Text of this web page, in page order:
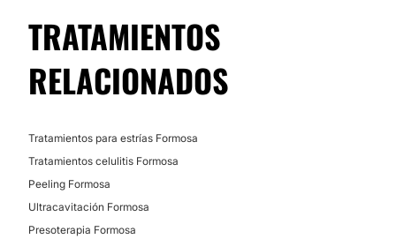
TRATAMIENTOS
RELACIONADOS
Tratamientos para estrías Formosa
Tratamientos celulitis Formosa
Peeling Formosa
Ultracavitación Formosa
Presoterapia Formosa